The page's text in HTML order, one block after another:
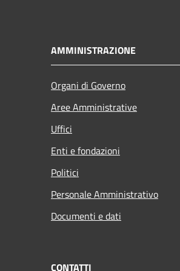
AMMINISTRAZIONE
Organi di Governo
Aree Amministrative
Uffici
Enti e fondazioni
Politici
Personale Amministrativo
Documenti e dati
CONTATTI